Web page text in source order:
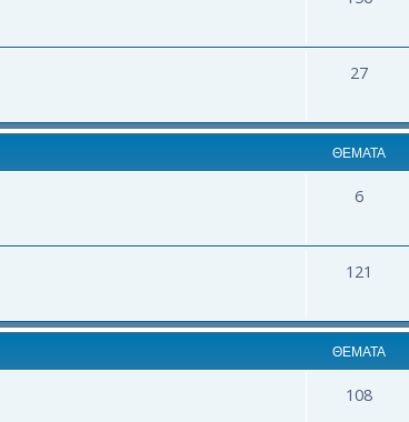
27
ΘΈΜΑΤΑ
6
121
ΘΈΜΑΤΑ
108